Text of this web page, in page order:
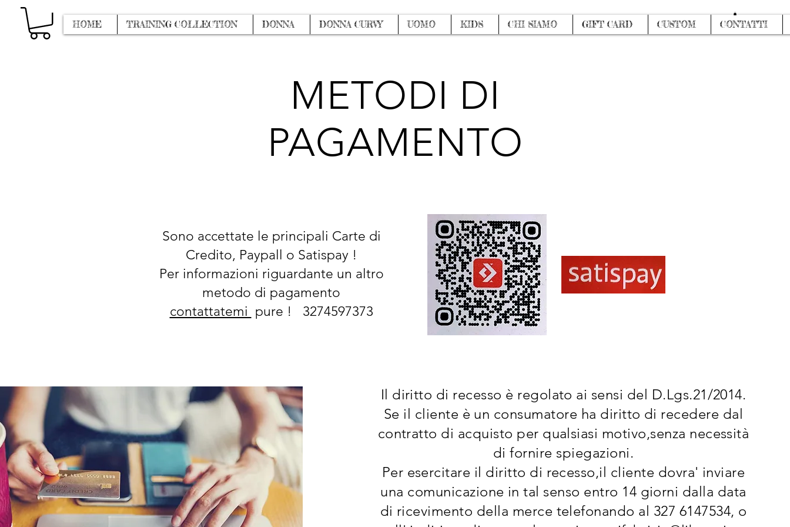
Log In
HOME TRAINING COLLECTION DONNA DONNA CURVY UOMO KIDS CHI SIAMO GIFT CARD CUSTOM CONTATTI
METODI DI
PAGAMENTO
Sono accettate le principali Carte di
Credito, Paypall o Satispay !
Per informazioni riguardante un altro
metodo di pagamento
contattatemi pure ! 3274597373
Il diritto di recesso è regolato ai sensi del D.Lgs.21/2014.
Se il cliente è un consumatore ha diritto di recedere dal
contratto di acquisto per qualsiasi motivo,senza necessità
di fornire spiegazioni.
Per esercitare il diritto di recesso,il cliente dovra' inviare
una comunicazione in tal senso entro 14 giorni dalla data
di ricevimento della merce telefonando al 327 6147534, o